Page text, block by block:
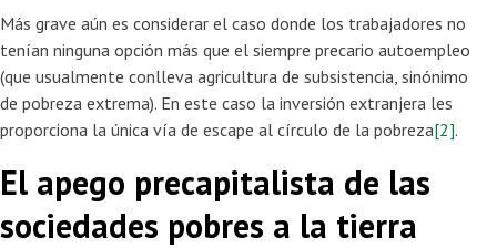
Más grave aún es considerar el caso donde los trabajadores no
tenían ninguna opción más que el siempre precario autoempleo
(que usualmente conlleva agricultura de subsistencia, sinónimo
de pobreza extrema). En este caso la inversión extranjera les
proporciona la única vía de escape al círculo de la pobreza[2].
El apego precapitalista de las
sociedades pobres a la tierra